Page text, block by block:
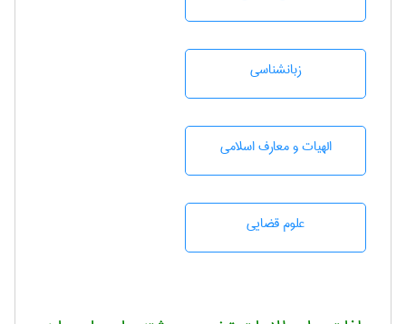
زبانشناسی
الهیات و معارف اسلامی
علوم قضایی